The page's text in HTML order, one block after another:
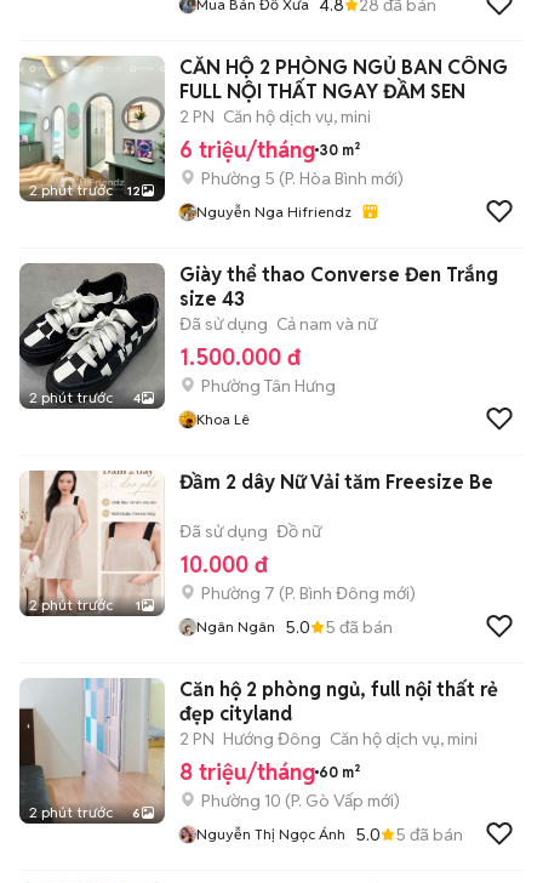
Mua Bán Đồ Xưa
2 phút trước 12
CĂN HỘ 2 PHÒNG NGỦ BAN CÔNG
FULL NỘI THẤT NGAY ĐẦM SEN
2 PN Căn hộ dịch vụ, mini
6 triệu/tháng 30 m²
Phường 5 (P. Hòa Bình mới)
Nguyễn Nga Hifriendz
2 phút trước 4
Giày thể thao Converse Đen Trắng
size 43
Đã sử dụng Cả nam và nữ
1.500.000 đ
Phường Tân Hưng
Khoa Lê
2 phút trước 1
Đầm 2 dây Nữ Vải tăm Freesize Be
Đã sử dụng Đồ nữ
10.000 đ
Phường 7 (P. Bình Đông mới)
Ngân Ngân 5.0 5 đã bán
2 phút trước 6
Căn hộ 2 phòng ngủ, full nội thất rẻ
đẹp cityland
2 PN Hướng Đông Căn hộ dịch vụ, mini
8 triệu/tháng 60 m²
Phường 10 (P. Gò Vấp mới)
Nguyễn Thị Ngọc Ánh 5.0 5 đã bán